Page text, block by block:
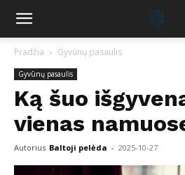
Pradžia Gyvūnų pasaulis
Gyvūnų pasaulis
Ką šuo
vienas
Autorius Baltoji pelėda - 2025-10-27